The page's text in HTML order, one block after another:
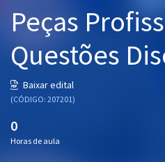
Pós
Graduação
OAB
Mentorias
Questões grátis
Peças
Questões
Baixar edital
(CÓDIGO: 207201)
0
Horas de aula